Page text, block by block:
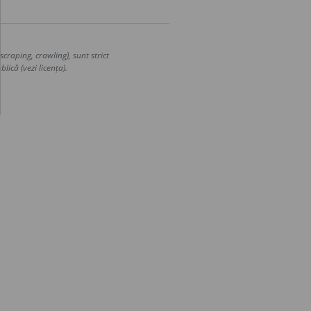
crawling), sunt strict
(vezi licența).